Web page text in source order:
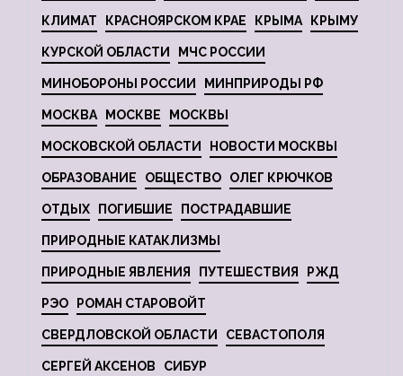
КЛИМАТ КРАСНОЯРСКОМ КРАЕ КРЫМА КРЫМУ
КУРСКОЙ ОБЛАСТИ МЧС РОССИИ
МИНОБОРОНЫ РОССИИ МИНПРИРОДЫ РФ
МОСКВА МОСКВЕ МОСКВЫ
МОСКОВСКОЙ ОБЛАСТИ НОВОСТИ МОСКВЫ
ОБРАЗОВАНИЕ ОБЩЕСТВО ОЛЕГ КРЮЧКОВ
ОТДЫХ ПОГИБШИЕ ПОСТРАДАВШИЕ
ПРИРОДНЫЕ КАТАКЛИЗМЫ
ПРИРОДНЫЕ ЯВЛЕНИЯ ПУТЕШЕСТВИЯ РЖД
РЭО РОМАН СТАРОВОЙТ
СВЕРДЛОВСКОЙ ОБЛАСТИ СЕВАСТОПОЛЯ
СЕРГЕЙ АКСЕНОВ СИБУР